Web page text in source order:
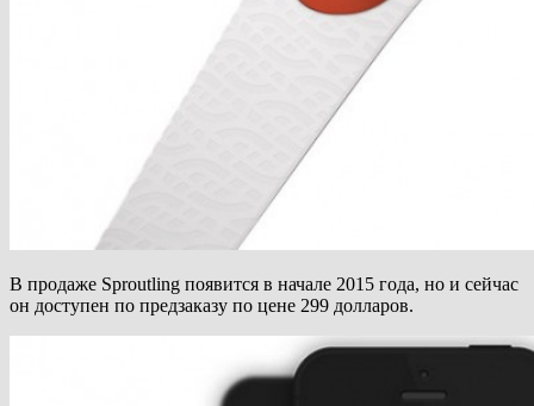
В продаже Sproutling появится в начале 2015 года, но и сейчас
он доступен по предзаказу по цене 299 долларов.